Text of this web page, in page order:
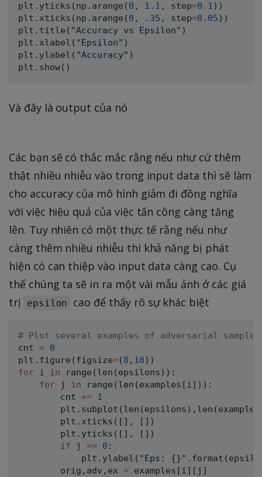
plt . yticks ( np . arange ( 0 , 1.1 , step=0.1 ) )
plt . xticks ( np . arange ( 0 , .35 , step=0.05 ) )
plt . title ( "Accuracy vs Epsilon" )
plt . xlabel ( "Epsilon" )
plt . ylabel ( "Accuracy" )
plt . show( )
Và đây là output của nó
Các bạn sẽ có thắc mắc rằng nếu như cứ thêm
thật nhiều nhiễu vào trong input data thì sẽ làm
cho accuracy của mô hình giảm đi đồng nghĩa
với việc hiệu quả của việc tấn công càng tăng
lên. Tuy nhiên có một thực tế rằng nếu như
càng thêm nhiều nhiễu thì khả năng bị phát
hiện có can thiệp vào input data càng cao. Cụ
thể chúng ta sẽ in ra một vài mẫu ảnh ở các giá
trị
epsilon cao để thấy rõ sự khác biệt
# Plot several examples of adversarial
cnt = 0
plt . figure ( figsize=( 8 , 10 ) )
for i in range ( len ( epsilons ) ) :
for j in range ( len ( examples [i] ) ) :
        cnt
+=
1
        plt
. subplot ( len ( epsilons ) , len ( examples
        plt
. xticks ( [ ] , [ ] )
        plt
. yticks ( [ ] , [ ] )
if j == 0 :
            plt
. ylabel ( "Eps: {}" . format (
        orig
, adv , ex = examples [i] [ j ]